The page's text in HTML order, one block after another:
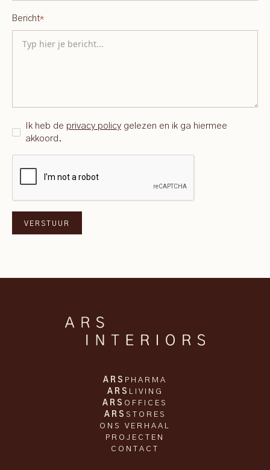
Bericht*
Ik heb de privacy policy gelezen en ik ga hiermee
akkoord.
ARS PHARMA
ARS LIVING
ARS OFFICES
ARS STORES
ONS VERHAAL
PROJECTEN
CONTACT